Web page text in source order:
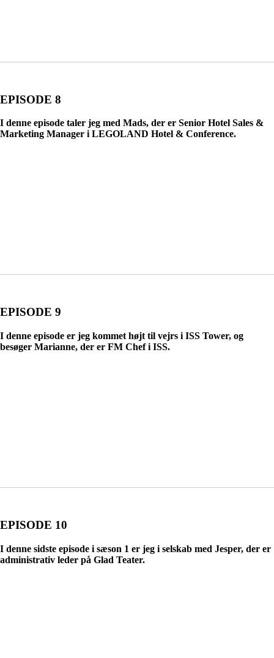
EPISODE 8
I denne episode taler jeg med Mads, der er Senior Hotel Sales &
Marketing Manager i LEGOLAND Hotel & Conference.
EPISODE 9
I denne episode er jeg kommet højt til vejrs i ISS Tower, og
besøger Marianne, der er FM Chef i ISS.
EPISODE 10
I denne sidste episode i sæson 1 er jeg i selskab med Jesper, der er
administrativ leder på Glad Teater.